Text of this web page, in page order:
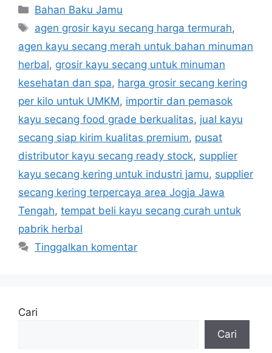
Kategori
Bahan Baku Jamu
Tag
agen grosir kayu secang harga termurah,
agen kayu secang merah untuk bahan minuman
herbal, grosir kayu secang untuk minuman
kesehatan dan spa, harga grosir secang kering
per kilo untuk UMKM, importir dan pemasok
kayu secang food grade berkualitas, jual kayu
secang siap kirim kualitas premium, pusat
distributor kayu secang ready stock, supplier
kayu secang kering untuk industri jamu, supplier
secang kering terpercaya area Jogja Jawa
Tengah, tempat beli kayu secang curah untuk
pabrik herbal
Tinggalkan komentar
Cari
Cari